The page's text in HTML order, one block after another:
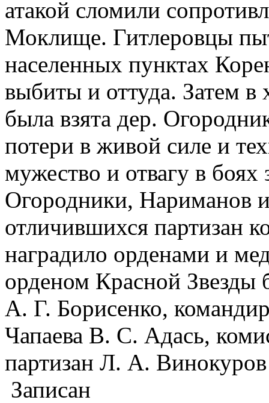
атакой сломили
Моклище. Гитлеровцы
населенных пунктах
выбиты и оттуда. Затем в
была взята дер.
потери в живой силе и
мужество и отвагу в
Огородники, Нариманов
отличившихся партизан
наградило орденами и
орденом Красной Звезды
А. Г. Борисенко,
Чапаева В. С. Адась,
партизан Л. А.
Записан